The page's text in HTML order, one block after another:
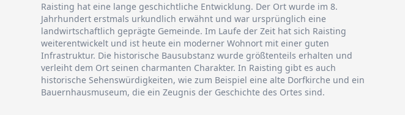
Raisting hat eine lange geschichtliche Entwicklung. Der Ort wurde im 8.
Jahrhundert erstmals urkundlich erwähnt und war ursprünglich eine
landwirtschaftlich geprägte Gemeinde. Im Laufe der Zeit hat sich Raisting
weiterentwickelt und ist heute ein moderner Wohnort mit einer guten
Infrastruktur. Die historische Bausubstanz wurde größtenteils erhalten und
verleiht dem Ort seinen charmanten Charakter. In Raisting gibt es auch
historische Sehenswürdigkeiten, wie zum Beispiel eine alte Dorfkirche und ein
Bauernhausmuseum, die ein Zeugnis der Geschichte des Ortes sind.